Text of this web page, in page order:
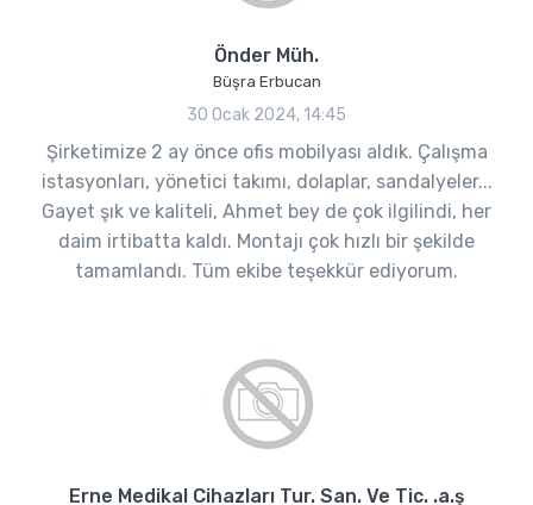
Önder Müh.
Büşra Erbucan
30 Ocak 2024, 14:45
Şirketimize 2 ay önce ofis mobilyası aldık. Çalışma
istasyonları, yönetici takımı, dolaplar, sandalyeler...
Gayet şık ve kaliteli, Ahmet bey de çok ilgilindi, her
daim irtibatta kaldı. Montajı çok hızlı bir şekilde
tamamlandı. Tüm ekibe teşekkür ediyorum.
Erne Medikal Cihazları Tur. San. Ve Tic. .a.ş